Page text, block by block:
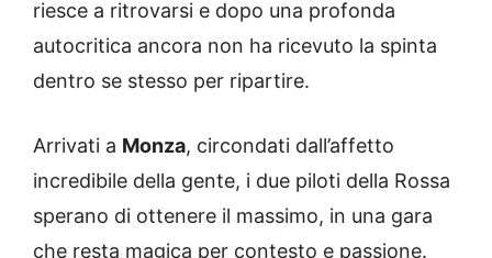
riesce a ritrovarsi e dopo una profonda
autocritica ancora non ha ricevuto la spinta
dentro se stesso per ripartire.
Arrivati a Monza, circondati dall’affetto
incredibile della gente, i due piloti della Rossa
sperano di ottenere il massimo, in una gara
che resta magica per contesto e passione.